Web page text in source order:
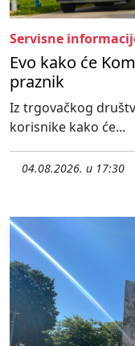
Servisne
Evo kako će
praznik
Iz trgovačkog
korisnike kako će...
04.08.2026. u 17:30